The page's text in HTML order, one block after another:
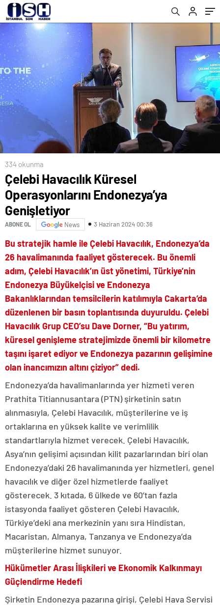
334 okunma
Çelebi Havacılık Küresel
Operasyonlarını Endonezya’ya
Genişletiyor
ABONE OL News 3 Haziran 2024 00:36
Bu stratejik hamle ile Çelebi Havacılık, Endonezya’da
26 havalimanında faaliyet gösterecek. Bu önemli
adım, Çelebi Havacılık’ın üst yönetimi, Türkiye’nin
Endonezya Büyükelçisi ve Endonezya
Bakanlıklarından temsilcilerin katılımıyla Cakarta’da
düzenlenen bir basın toplantısında duyuruldu. Çelebi
Havacılık Grup CEO’su Dave Dorner, “Bu yatırım,
küresel genişleme stratejimizde önemli bir kilometre
taşını işaret ediyor ve Endonezya pazarının gelişimine
olan inancımızın altını çiziyor” dedi.
Endonezya’da havalimanlarında yer hizmeti veren
Prathita Titiannusantara (PTN) şirketinin satın
alınmasıyla, Çelebi Havacılık, müşterilerine ve iş
ortaklarına en yüksek kalite ve verimlilik
standartlarıyla hizmet verecek. Çelebi Havacılık,
Asya’nın gelişimi açısından kilit pazarlarından biri olan
Endonezya’daki 26 havalimanında yer hizmetleri, genel
havacılık ve diğer özel hizmetlerde faaliyet
gösterecek. 3 kıtada, 6 ülkede ve 60’tan fazla
istasyonda faaliyet gösteren Çelebi Havacılık,
Türkiye’deki ana merkezinin yanı sıra Hindistan,
Macaristan, Almanya, Tanzanya ve Endonezya’da
müşterilerine hizmet sunuyor.
Hükümetler Arası İlişkileri ve Ekonomik Kalkınmayı
Güçlendirme Hedefi
Şirketin Endonezya pazarına girişi, Çelebi Hava Servisi